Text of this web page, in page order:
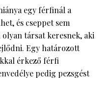
egy férfinál a
és cseppet sem
társat keresnek, aki
Egy határozott
érkező férfi
pedig pezsgést